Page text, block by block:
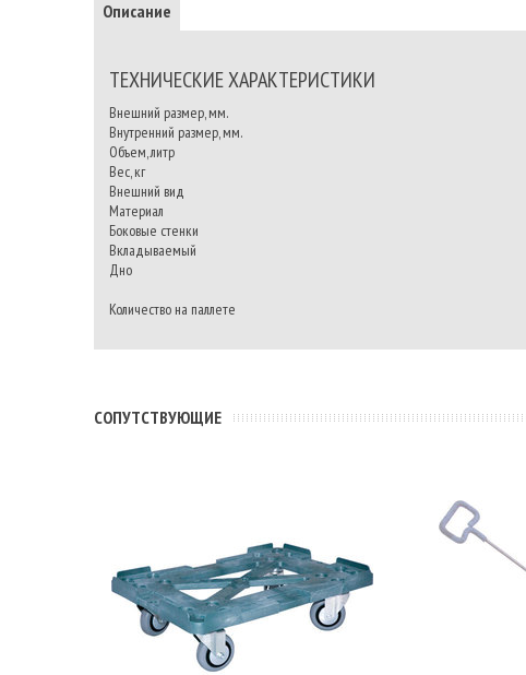
Описание
ТЕХНИЧЕСКИЕ ХАРАКТЕРИСТИКИ
Внешний размер, мм.
Внутренний размер, мм.
Объем, литр
Вес, кг
Внешний вид
Материал
Боковые стенки
Вкладываемый
Дно
Количество на паллете
CОПУТСТВУЮЩИЕ